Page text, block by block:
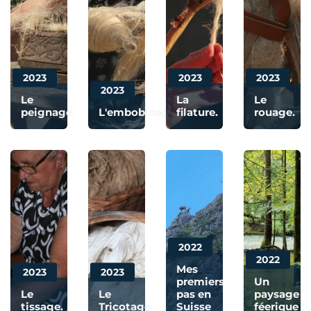
Le
peignage.
2023
L'embobinage.
2023
La
filature.
2023
Le
rouage.
2023
Le
tissage.
2023
Le
Tricotage.
2023
Mes
premiers
pas en
Suisse
2022
Un
paysage
féerique
2022